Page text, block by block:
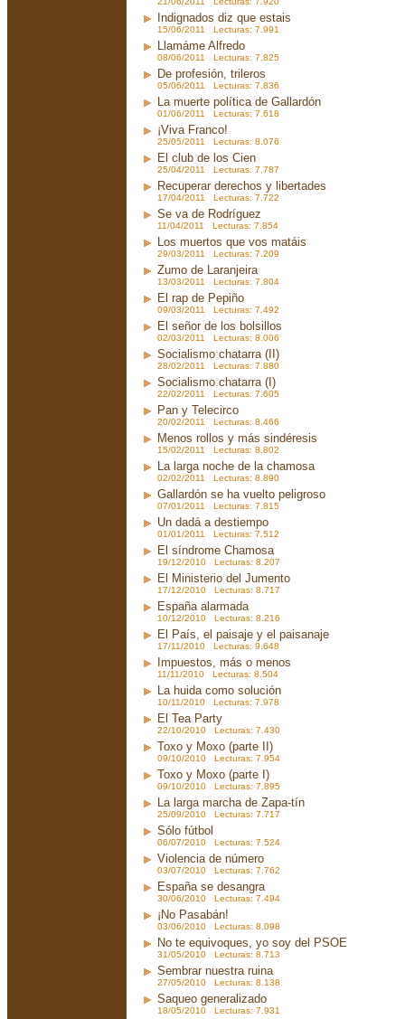
Indignados diz que estais
15/06/2011 Lecturas: 7.991
Llamáme Alfredo
08/06/2011 Lecturas: 7.825
De profesión, trileros
05/06/2011 Lecturas: 7.836
La muerte política de Gallardón
01/06/2011 Lecturas: 7.618
¡Viva Franco!
25/05/2011 Lecturas: 8.076
El club de los Cien
25/04/2011 Lecturas: 7.787
Recuperar derechos y libertades
17/04/2011 Lecturas: 7.722
Se va de Rodríguez
11/04/2011 Lecturas: 7.854
Los muertos que vos matáis
29/03/2011 Lecturas: 7.209
Zumo de Laranjeira
13/03/2011 Lecturas: 7.804
El rap de Pepiño
09/03/2011 Lecturas: 7.492
El señor de los bolsillos
02/03/2011 Lecturas: 8.006
Socialismo chatarra (II)
28/02/2011 Lecturas: 7.880
Socialismo chatarra (I)
22/02/2011 Lecturas: 7.605
Pan y Telecirco
20/02/2011 Lecturas: 8.466
Menos rollos y más sindéresis
15/02/2011 Lecturas: 8.802
La larga noche de la chamosa
02/02/2011 Lecturas: 8.890
Gallardón se ha vuelto peligroso
07/01/2011 Lecturas: 7.815
Un dadá a destiempo
01/01/2011 Lecturas: 7.512
El síndrome Chamosa
19/12/2010 Lecturas: 8.207
El Ministerio del Jumento
17/12/2010 Lecturas: 8.717
España alarmada
10/12/2010 Lecturas: 8.216
El País, el paisaje y el paisanaje
17/11/2010 Lecturas: 9.648
Impuestos, más o menos
11/11/2010 Lecturas: 8.504
La huida como solución
10/11/2010 Lecturas: 7.978
El Tea Party
22/10/2010 Lecturas: 7.430
Toxo y Moxo (parte II)
09/10/2010 Lecturas: 7.954
Toxo y Moxo (parte I)
09/10/2010 Lecturas: 7.895
La larga marcha de Zapa-tín
25/09/2010 Lecturas: 7.717
Sólo fútbol
06/07/2010 Lecturas: 7.524
Violencia de número
03/07/2010 Lecturas: 7.762
España se desangra
30/06/2010 Lecturas: 7.494
¡No Pasabán!
03/06/2010 Lecturas: 8.098
No te equivoques, yo soy del PSOE
31/05/2010 Lecturas: 8.713
Sembrar nuestra ruina
27/05/2010 Lecturas: 8.138
Saqueo generalizado
18/05/2010 Lecturas: 7.931